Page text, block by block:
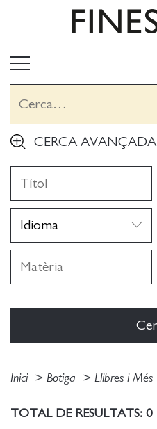
CERCA AVANÇADA
Inici Botiga Llibres i Més
TOTAL DE RESULTATS: 0